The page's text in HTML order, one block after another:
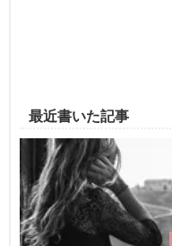
最近書いた記事